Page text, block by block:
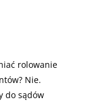
rolowanie
Nie.
do sądów